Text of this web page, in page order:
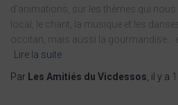
d’animations, sur les thèmes qui nous
local, le chant, la musique et les
occitan, mais aussi la gourmandise…
Lire la suite
Par Les Amitiés du Vicdessos , il y a